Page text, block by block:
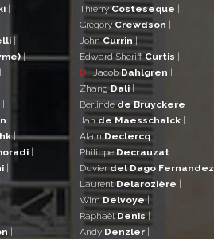
|
|
ThierryCosteseque
GregoryCrewdson
JohnCurrin|
Edward SheriffCurtis
D JacobDahlgren
ZhangDali|
Berlindede Bruyckere
Jande Maesschalck
AlainDeclercq|
PhilippeDecrauzat
Duvierdel Dago Fernandez
LaurentDelarozière
WimDelvoye|
RaphaëlDenis|
Andy Denzler